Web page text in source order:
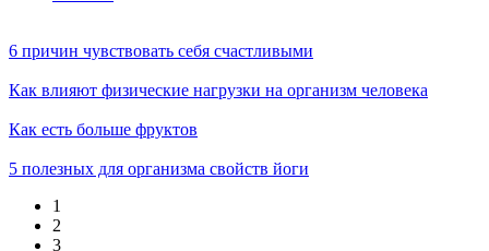
6 причин чувствовать себя счастливыми
Как влияют физические нагрузки на организм человека
Как есть больше фруктов
5 полезных для организма свойств йоги
1
2
3